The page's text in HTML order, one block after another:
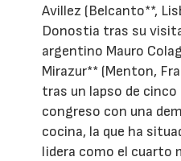
Avillez (Belcanto**,
Donostia tras su
argentino Mauro
Mirazur** (Menton,
tras un lapso de cinco
congreso con una
cocina, la que ha
lidera como el cuarto